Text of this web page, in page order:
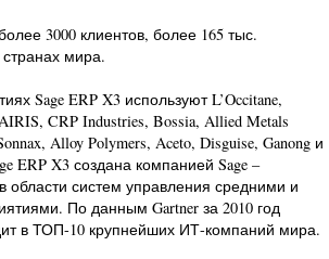
3000 клиентов, более 165 тыс.
странах мира.
Sage ERP X3 используют L’Occitane,
CRP Industries, Bossia, Allied Metals
Alloy Polymers, Aceto, Disguise, Ganong и
ERP X3 создана компанией Sage –
систем управления средними и
По данным Gartner за 2010 год
в ТОП-10 крупнейших ИТ-компаний мира.